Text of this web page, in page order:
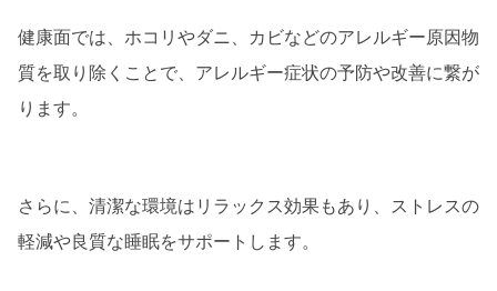
健康面では、ホコリやダニ、カビなどのアレルギー原因物
質を取り除くことで、アレルギー症状の予防や改善に繋が
ります。
さらに、清潔な環境はリラックス効果もあり、ストレスの
軽減や良質な睡眠をサポートします。